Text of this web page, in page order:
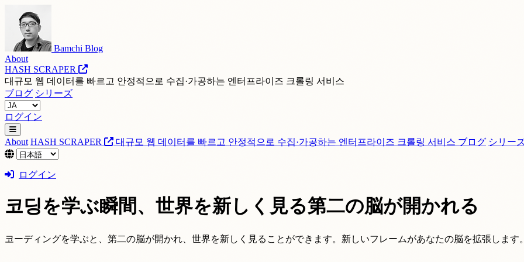
Bamchi Blog
About
HASH SCRAPER
대규모 웹 데이터를 빠르고 안정적으로 수집·가공하는 엔터프라이즈 크롤링 서비스
ブログ シリーズ
ログイン
About HASH SCRAPER 대규모 웹 데이터를 빠르고 안정적으로 수집·가공하는 엔터프라이즈 크롤링 서비스 ブログ シリー
ログイン
코딩を学ぶ瞬間、世界を新しく見る第二の脳が開かれる
코ーディングを学ぶと、第二の脳が開かれ、世界を新しく見ることができます。新しいフレームがあなたの脳を拡張します